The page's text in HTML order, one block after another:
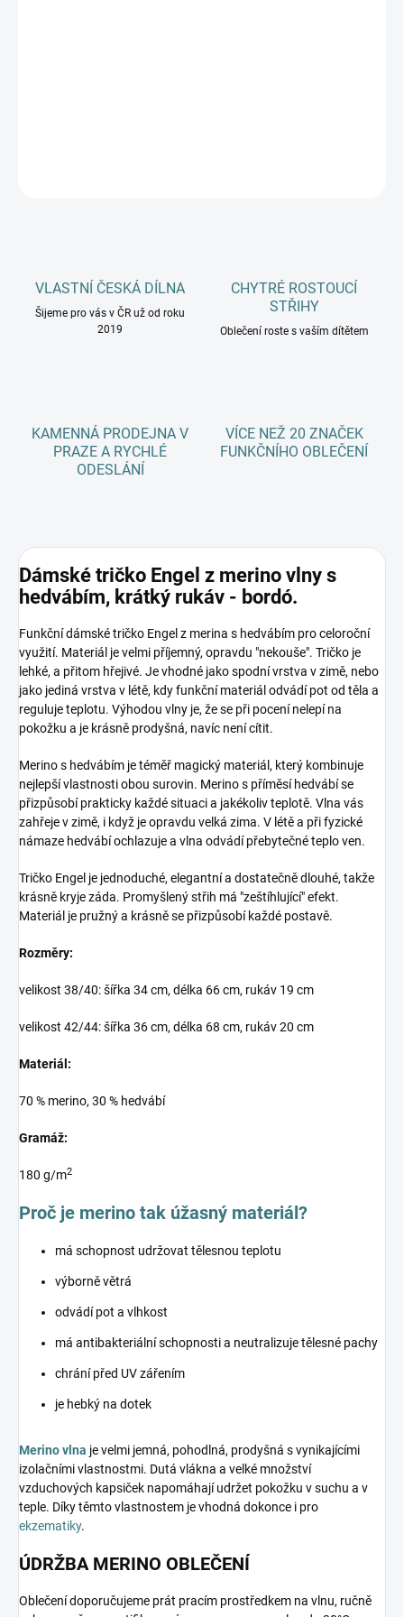
VLASTNÍ ČESKÁ DÍLNA
Šijeme pro vás v ČR už od roku
2019
CHYTRÉ ROSTOUCÍ
STŘIHY
Oblečení roste s vaším dítětem
KAMENNÁ PRODEJNA V
PRAZE A RYCHLÉ
ODESLÁNÍ
VÍCE NEŽ 20 ZNAČEK
FUNKČNÍHO OBLEČENÍ
Dámské tričko Engel z merino vlny s
hedvábím, krátký rukáv - bordó.
Funkční dámské tričko Engel z merina s hedvábím pro celoroční
využití. Materiál je velmi příjemný, opravdu "nekouše". Tričko je
lehké, a přitom hřejivé. Je vhodné jako spodní vrstva v zimě, nebo
jako jediná vrstva v létě, kdy funkční materiál odvádí pot od těla a
reguluje teplotu. Výhodou vlny je, že se při pocení nelepí na
pokožku a je krásně prodyšná, navíc není cítit.
Merino s hedvábím je téměř magický materiál, který kombinuje
nejlepší vlastnosti obou surovin. Merino s příměsí hedvábí se
přizpůsobí prakticky každé situaci a jakékoliv teplotě. Vlna vás
zahřeje v zimě, i když je opravdu velká zima. V létě a při fyzické
námaze hedvábí ochlazuje a vlna odvádí přebytečné teplo ven.
Tričko Engel je jednoduché, elegantní a dostatečně dlouhé, takže
krásně kryje záda. Promyšlený střih má "zeštíhlující" efekt.
Materiál je pružný a krásně se přizpůsobí každé postavě.
Rozměry:
velikost 38/40: šířka 34 cm, délka 66 cm, rukáv 19 cm
velikost 42/44: šířka 36 cm, délka 68 cm, rukáv 20 cm
Materiál:
70 % merino, 30 % hedvábí
Gramáž:
180 g/m2
Proč je merino tak úžasný materiál?
má schopnost udržovat tělesnou teplotu
výborně větrá
odvádí pot a vlhkost
má antibakteriální schopnosti a neutralizuje tělesné pachy
chrání před UV zářením
je hebký na dotek
Merino vlna je velmi jemná, pohodlná, prodyšná s vynikajícími
izolačními vlastnostmi. Dutá vlákna a velké množství
vzduchových kapsiček napomáhají udržet pokožku v suchu a v
teple. Díky těmto vlastnostem je vhodná dokonce i pro
ekzematiky.
ÚDRŽBA MERINO OBLEČENÍ
Oblečení doporučujeme prát pracím prostředkem na vlnu, ručně